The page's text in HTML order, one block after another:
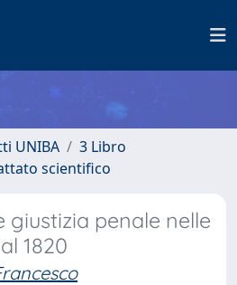
UNIBA
3 Libro
scientifico
giustizia penale nelle
1820